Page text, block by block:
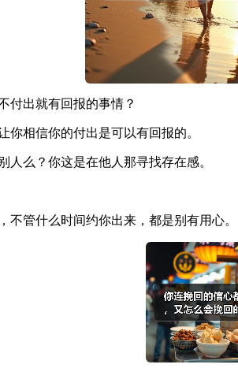
付出就有回报的事情？
相信你的付出是可以有回报的。
么？你这是在他人那寻找存在感。
管什么时间约你出来，都是别有用心。